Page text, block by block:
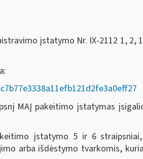
įstatymo Nr. IX-2112 1, 2,
MAĮ pakeitimo įstatymas
įstatymo 5 ir 6
arba išdėstymo tvarkomis,